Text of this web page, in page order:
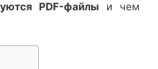
PDF-файлы и чем